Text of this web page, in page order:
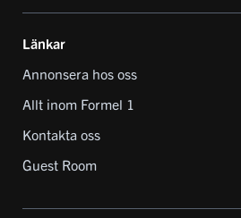
EN DEL AV